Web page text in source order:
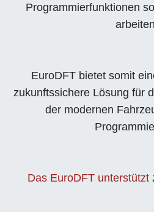
Programmierfunktionen
EuroDFT bietet somit
zukunftssichere Lösung für
der modernen
Das EuroDFT unterstützt